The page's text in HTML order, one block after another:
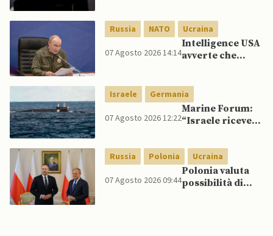
spagnoli
Russia NATO Ucraina
07 Agosto 2026 14:14
Intelligence USA
avverte che
mentre è ancora
impegnato in
Ucraina
Israele Germania
07 Agosto 2026 12:22
Marine Forum:
“Israele riceve
Drakon dopo 14
anni”
Russia Polonia Ucraina
07 Agosto 2026 09:44
Polonia valuta
possibilità di